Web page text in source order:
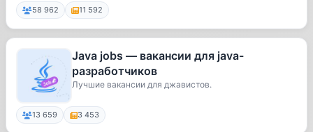
58 962 11 592
Java jobs — вакансии для java-
разработчиков
Лучшие вакансии для джавистов.
13 659 3 453